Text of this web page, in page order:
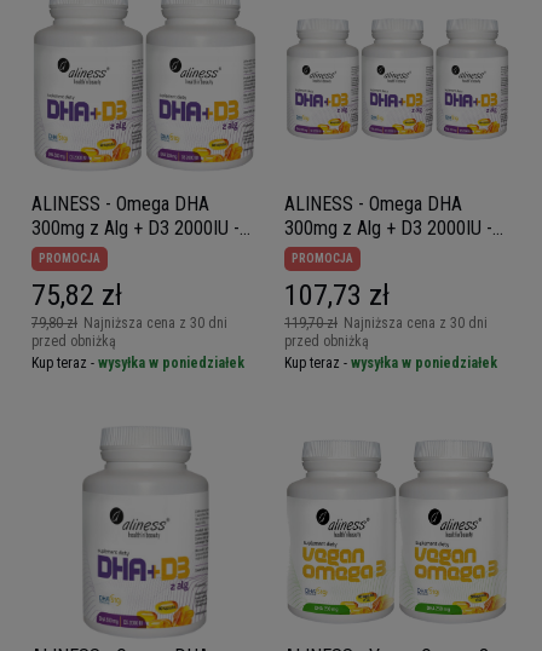
ALINESS - Omega DHA
300mg z Alg + D3 2000IU -
2x 60caps.
PROMOCJA
79,80 zł Najniższa cena z 30 dni
przed obniżką
75,82 zł
Kup teraz - wysyłka w poniedziałek
ALINESS - Omega DHA
300mg z Alg + D3 2000IU -
3x 60caps.
PROMOCJA
119,70 zł Najniższa cena z 30 dni
przed obniżką
107,73 zł
Kup teraz - wysyłka w poniedziałek